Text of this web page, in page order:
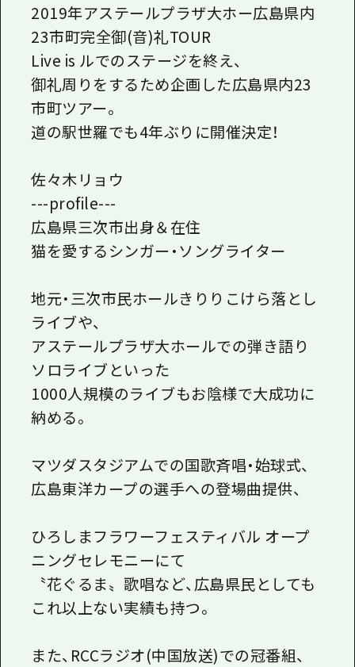
2019年アステールプラザ大ホー広島県内
23市町完全御(音)礼TOUR
Live is ルでのステージを終え、
御礼周りをするため企画した広島県内23
市町ツアー。
道の駅世羅でも4年ぶりに開催決定！
佐々木リョウ
---profile---
広島県三次市出身＆在住
猫を愛するシンガー・ソングライター
地元・三次市民ホールきりりこけら落とし
ライブや、
アステールプラザ大ホールでの弾き語り
ソロライブといった
1000人規模のライブもお陰様で大成功に
納める。
マツダスタジアムでの国歌斉唱・始球式、
広島東洋カープの選手への登場曲提供、
ひろしまフラワーフェスティバル オープ
ニングセレモニーにて
〝花ぐるま〟歌唱など、広島県民としても
これ以上ない実績も持つ。
また、RCCラジオ(中国放送)での冠番組、